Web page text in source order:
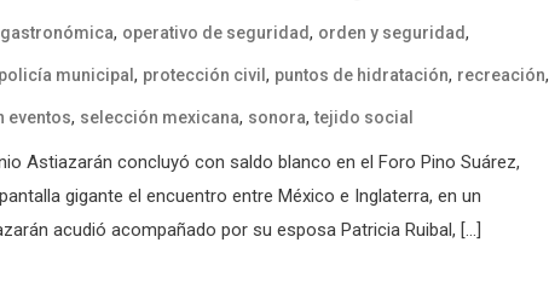
, operativo de seguridad, orden y seguridad,
policía municipal, protección civil, puntos de hidratación, recreación,
eventos, selección mexicana, sonora,tejido social
Astiazarán concluyó con saldo blanco en el Foro Pino Suárez,
gigante el encuentro entre México e Inglaterra, en un
acudió acompañado por su esposa Patricia Ruibal, […]